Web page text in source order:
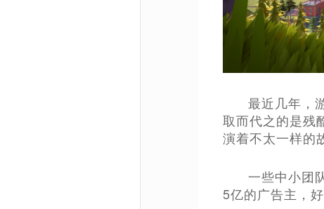
最近几年，
取而代之的是残
演着不太一样的
一些中小团
5亿的广告主，